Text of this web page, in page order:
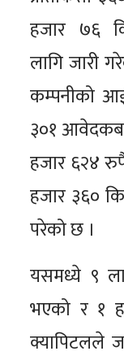
हजार ७६
लागि जारी
कम्पनीको
३०१
हजार ६२४
हजार ३६०
परेको छ ।
यसमध्ये ९
भएको र १
क्यापिटलले